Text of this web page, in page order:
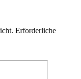
Erforderliche